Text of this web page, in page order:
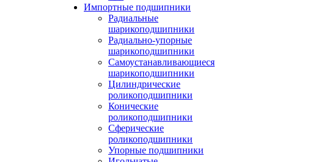
Импортные подшипники
Радиальные
шарикоподшипники
Радиально-упорные
шарикоподшипники
Самоустанавливающиеся
шарикоподшипники
Цилиндрические
роликоподшипники
Конические
роликоподшипники
Сферические
роликоподшипники
Упорные подшипники